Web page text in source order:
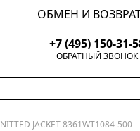
ОБМЕН И
+7 (495) 150-31-
ОБРАТНЫЙ ЗВОНОК
JACKET 8361WT1084-500